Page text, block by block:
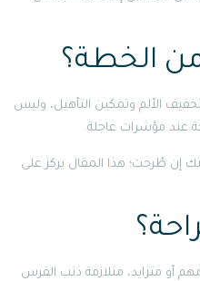
الخطة؟
الألم وتمكين التأهيل، وليس
عند مؤشرات عاجلة.
إن طُرحت؛ هذا المقال يركز على
أو متزايد، متلازمة ذنب الفرس